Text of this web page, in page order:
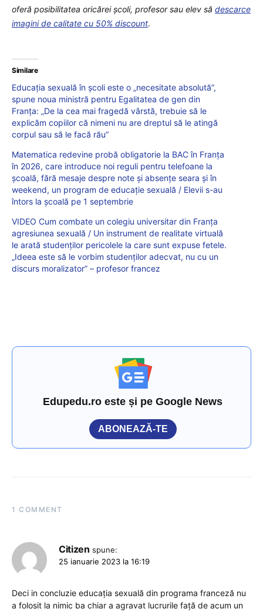
oferă posibilitatea oricărei școli, profesor sau elev să descarce
imagini de calitate cu 50% discount.
Similare
Educația sexuală în școli este o „necesitate absolută”,
spune noua ministră pentru Egalitatea de gen din
Franța: „De la cea mai fragedă vârstă, trebuie să le
explicăm copiilor că nimeni nu are dreptul să le atingă
corpul sau să le facă rău”
Matematica redevine probă obligatorie la BAC în Franța
în 2026, care introduce noi reguli pentru telefoane la
școală, fără mesaje despre note și absențe seara și în
weekend, un program de educație sexuală / Elevii s-au
întors la școală pe 1 septembrie
VIDEO Cum combate un colegiu universitar din Franța
agresiunea sexuală / Un instrument de realitate virtuală
le arată studenților pericolele la care sunt expuse fetele.
„Ideea este să le vorbim studenților adecvat, nu cu un
discurs moralizator” – profesor francez
Edupedu.ro este și pe Google News
ABONEAZĂ-TE
1 COMMENT
Citizen spune:
25 ianuarie 2023 la 16:19
Deci in concluzie educația sexuală din programa franceză nu
a folosit la nimic ba chiar a agravat lucrurile față de acum un